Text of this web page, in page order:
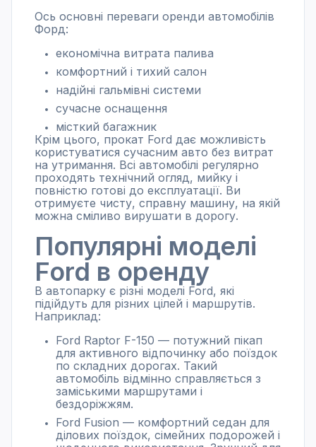
Ось основні переваги оренди автомобілів
Форд:
економічна витрата палива
комфортний і тихий салон
надійні гальмівні системи
сучасне оснащення
місткий багажник
Крім цього, прокат Ford дає можливість
користуватися сучасним авто без витрат
на утримання. Всі автомобілі регулярно
проходять технічний огляд, мийку і
повністю готові до експлуатації. Ви
отримуєте чисту, справну машину, на якій
можна сміливо вирушати в дорогу.
Популярні моделі
Ford в оренду
В автопарку є різні моделі Ford, які
підійдуть для різних цілей і маршрутів.
Наприклад:
Ford Raptor F-150 — потужний пікап
для активного відпочинку або поїздок
по складних дорогах. Такий
автомобіль відмінно справляється з
заміськими маршрутами і
бездоріжжям.
Ford Fusion — комфортний седан для
ділових поїздок, сімейних подорожей і